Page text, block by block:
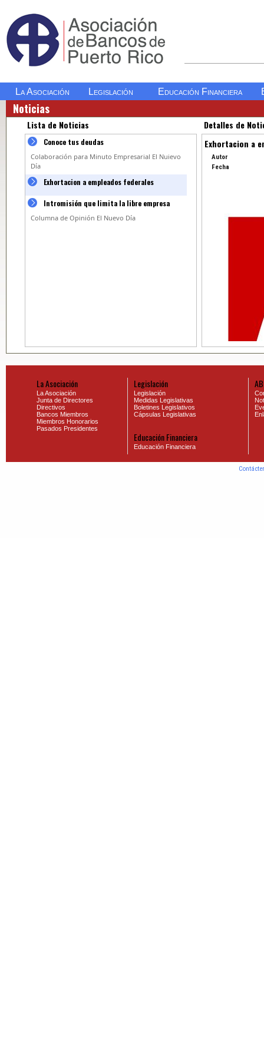
La Asociación Legislación Educación Financiera
Noticias
Lista de Noticias
Conoce tus deudas
Colaboración para Minuto Empresarial El Nuievo
Día
Exhortacion a empleados federales
Intromisión que limita la libre empresa
Columna de Opinión El Nuevo Día
Detalles de
Exhortacion a
Autor
Fecha
La Asociación
La Asociación
Junta de Directores
Directivos
Bancos Miembros
Miembros Honorarios
Pasados Presidentes
Legislación
Legislación
Medidas Legislativas
Boletines Legislativos
Cápsulas Legislativas
Educación Financiera
Educación Financiera